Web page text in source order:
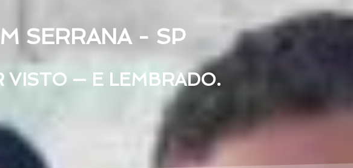
SERRANA - SP
VISTO — E LEMBRADO.